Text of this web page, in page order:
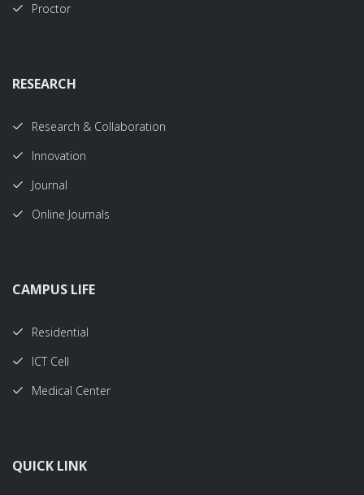
Proctor
RESEARCH
Research & Collaboration
Innovation
Journal
Online Journals
CAMPUS LIFE
Residential
ICT Cell
Medical Center
QUICK LINK